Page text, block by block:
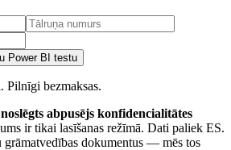
Power BI testu
Pilnīgi bezmaksas.
abpusējs konfidencialitātes
ir tikai lasīšanas režīmā. Dati paliek ES.
grāmatvedības dokumentus — mēs tos